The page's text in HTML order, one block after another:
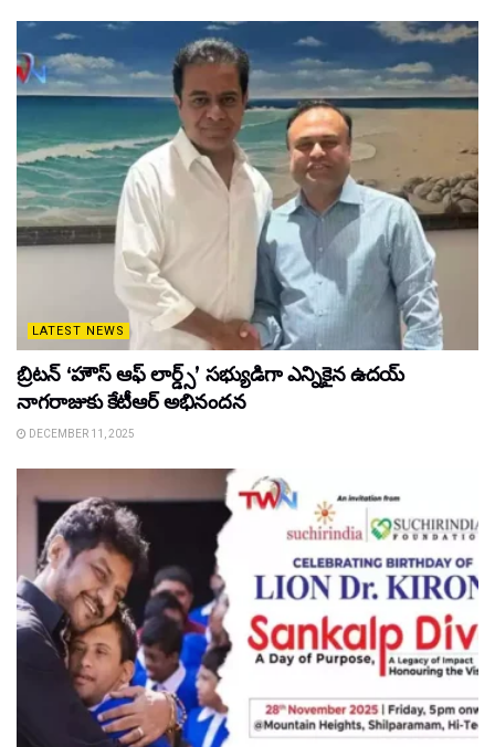
LATEST NEWS
బ్రిటన్ ‘హౌస్ ఆఫ్ లార్డ్స్’ సభ్యుడిగా ఎన్నికైన ఉదయ్
నాగరాజుకు కేటీఆర్ అభినందన
DECEMBER 11, 2025